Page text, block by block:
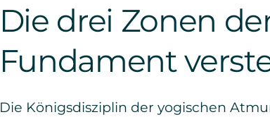
Die drei Zonen
Fundament
Die Königsdisziplin der yogischen